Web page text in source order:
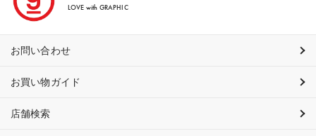
LOVE with GRAPHIC
お問い合わせ
お買い物ガイド
店舗検索